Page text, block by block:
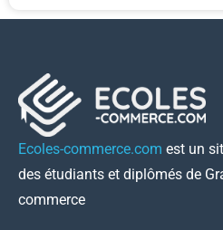
Ecoles-commerce.com est un
des étudiants et diplômés de
commerce